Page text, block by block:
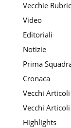
Vecchie
Video
Editoriali
Notizie
Prima
Cronaca
Vecchi Articoli
Vecchi
Highlights